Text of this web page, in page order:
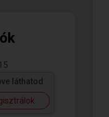
láthatod